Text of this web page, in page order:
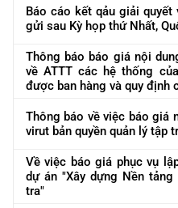
Báo cáo kết qảu giải
gửi sau Kỳ họp thứ Nhất,
Thông báo báo giá nội
về ATTT các hệ thống
được ban hàng và quy định
Thông báo về việc báo giá
virut bản quyền quản lý tập
Về việc báo giá phục vụ
dự án "Xây dựng Nền
tra"